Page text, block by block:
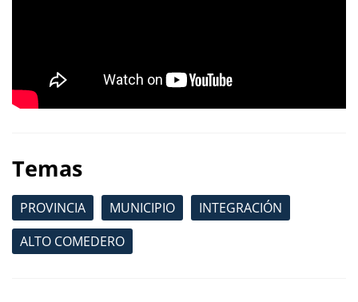
Temas
PROVINCIA MUNICIPIO
INTEGRACIÓN
ALTO COMEDERO